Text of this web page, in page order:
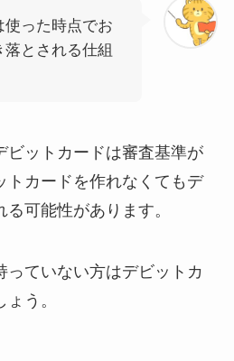
使った時点でお
とされる仕組
ビットカードは審査基準が
トカードを作れなくてもデ
可能性があります。
っていない方はデビットカ
う。